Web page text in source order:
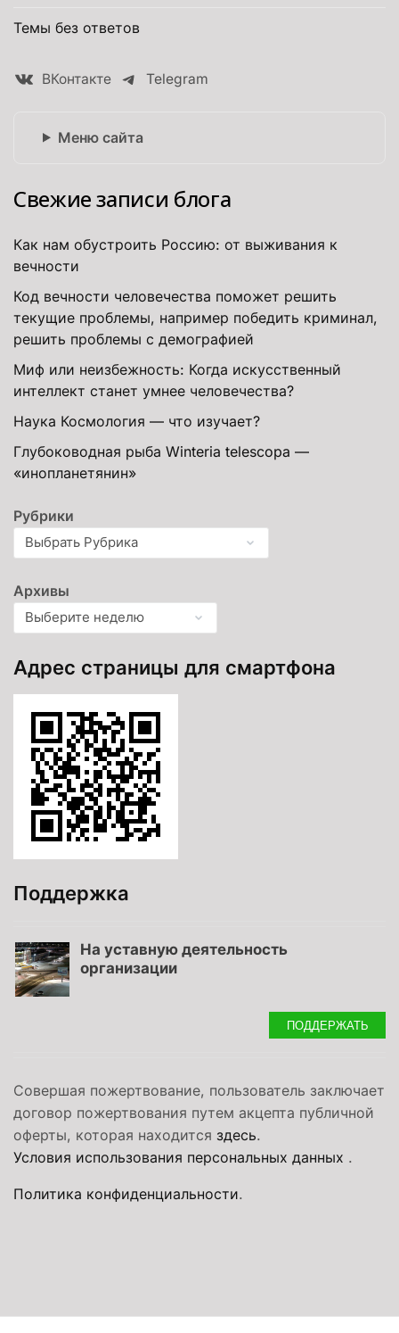
Темы без ответов
ВКонтакте Telegram
Меню сайта
Свежие записи блога
Как нам обустроить Россию: от выживания к
вечности
Код вечности человечества поможет решить
текущие проблемы, например победить криминал,
решить проблемы с демографией
Миф или неизбежность: Когда искусственный
интеллект станет умнее человечества?
Наука Космология — что изучает?
Глубоководная рыба Winteria telescopa —
«инопланетянин»
Рубрики
Архивы
Адрес страницы для смартфона
Поддержка
На уставную деятельность
организации
ПОДДЕРЖАТЬ
Совершая пожертвование, пользователь заключает
договор пожертвования путем акцепта публичной
оферты, которая находится здесь.
Условия использования персональных данных .
Политика конфиденциальности.